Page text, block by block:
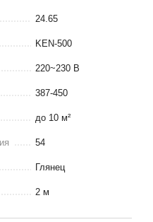
24.65
KEN-500
220~230 В
387-450
до 10 м²
54
Глянец
2 м